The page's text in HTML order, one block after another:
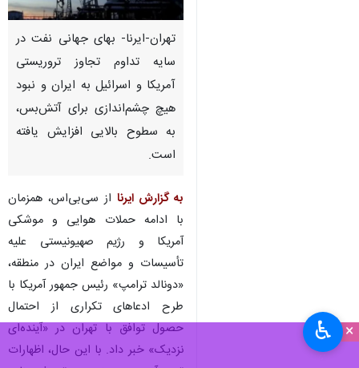
×
تهران-ایرنا- بهای جهانی نفت در
سایه تداوم تجاوز تروریستی
آمریکا و اسرائیل به ایران و نبود
هیچ چشم‌اندازی برای آتش‌بس،
به سطوح بالایی افزایش یافته
است.
به گزارش ایرنا از سی‌بی‌اس، همزمان
با ادامه حملات هوایی و موشکی
آمریکا و رژیم صهیونیستی علیه
تأسیسات و مواضع ایران در منطقه،
«دونالد ترامپ» رئیس جمهور آمریکا با
طرح ادعاهای تکراری از احتمال
حصول توافق با تهران در «آینده‌ای
نزدیک» خبر داد. با این حال، اظهارات
♿︎